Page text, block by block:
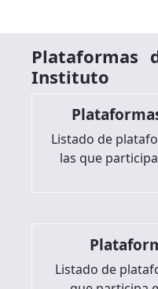
Plataformas
Instituto
Listado de
las que
Listado de